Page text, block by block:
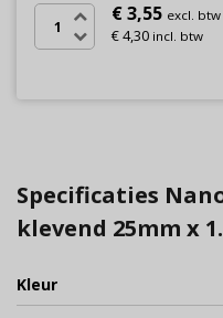
€ 3,55 excl. btw
€ 4,30 incl. btw
Specificaties
klevend 25mm x
Kleur